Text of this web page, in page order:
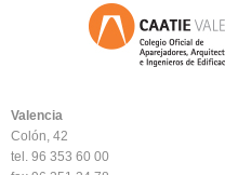
Valencia
Colón, 42
tel. 96 353 60 00